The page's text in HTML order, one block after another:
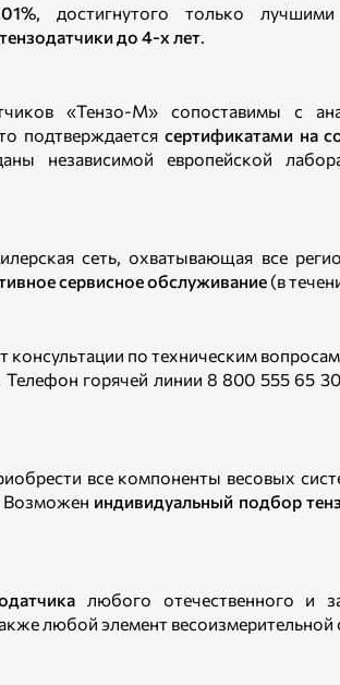
, достигнутого только
до 4-х лет.
«Тензо-М» сопоставимы с
подтверждается сертификатами на
независимой европейской
сеть, охватывающая все
сервисное обслуживание(в
консультации по техническим
горячей линии 8 800 555 65
все компоненты весовых
Возможен индивидуальный подбор
любого отечественного и
любой элемент весоизмерительной